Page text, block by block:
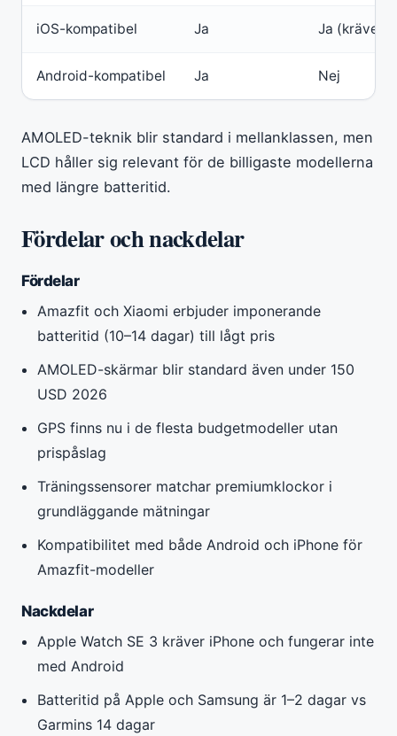
iOS-kompatibel Ja Ja (kräver
Android-kompatibel Ja Nej
AMOLED-teknik blir standard i mellanklassen, men
LCD håller sig relevant för de billigaste modellerna
med längre batteritid.
Fördelar och nackdelar
Fördelar
Amazfit och Xiaomi erbjuder imponerande
batteritid (10–14 dagar) till lågt pris
AMOLED-skärmar blir standard även under 150
USD 2026
GPS finns nu i de flesta budgetmodeller utan
prispåslag
Träningssensorer matchar premiumklockor i
grundläggande mätningar
Kompatibilitet med både Android och iPhone för
Amazfit-modeller
Nackdelar
Apple Watch SE 3 kräver iPhone och fungerar inte
med Android
Batteritid på Apple och Samsung är 1–2 dagar vs
Garmins 14 dagar